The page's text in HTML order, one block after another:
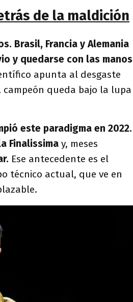
de la maldición
Brasil, Francia y Alemania
y quedarse con las manos
apunta al desgaste
queda bajo la lupa
este paradigma en 2022.
Finalissima y, meses
Ese antecedente es el
técnico actual, que ve en